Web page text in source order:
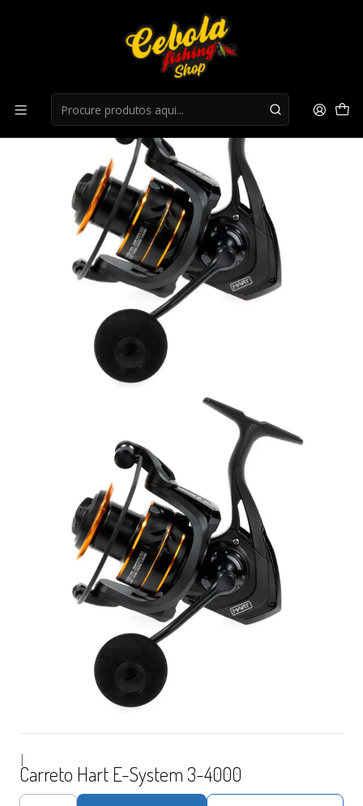
Carreto Hart E-System 3-4000
|
Carreto Hart E-System 3-4000